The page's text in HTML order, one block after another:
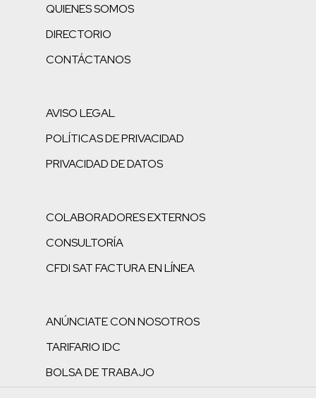
QUIENES SOMOS
DIRECTORIO
CONTÁCTANOS
AVISO LEGAL
POLÍTICAS DE PRIVACIDAD
PRIVACIDAD DE DATOS
COLABORADORES EXTERNOS
CONSULTORÍA
CFDI SAT FACTURA EN LÍNEA
ANÚNCIATE CON NOSOTROS
TARIFARIO IDC
BOLSA DE TRABAJO